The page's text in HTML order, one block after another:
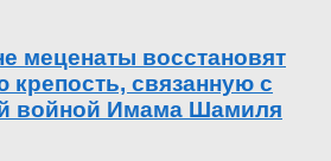
меценаты восстановят
крепость, связанную с
войной Имама Шамиля